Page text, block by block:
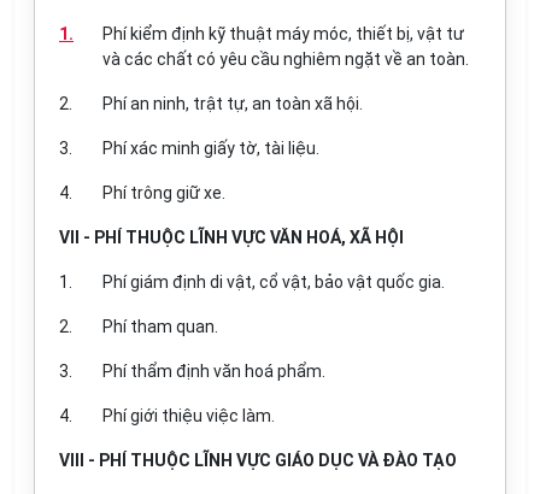
1.
Phí kiểm định kỹ thuật máy móc, thiết bị, vật tư
và các chất có yêu cầu nghiêm ngặt về an toàn.
2. Phí an ninh, trật tự, an toàn xã hội.
3. Phí xác minh giấy tờ, tài liệu.
4. Phí trông giữ xe.
VII - PHÍ THUỘC LĨNH VỰC VĂN HOÁ, XÃ HỘI
1. Phí giám định di vật, cổ vật, bảo vật quốc gia.
2. Phí tham quan.
3. Phí thẩm định văn hoá phẩm.
4. Phí giới thiệu việc làm.
VIII - PHÍ THUỘC LĨNH VỰC GIÁO DỤC VÀ ĐÀO TẠO